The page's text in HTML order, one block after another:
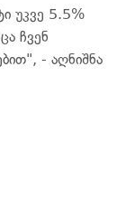
უკვე 5.5%
ჩვენ
- აღნიშნა